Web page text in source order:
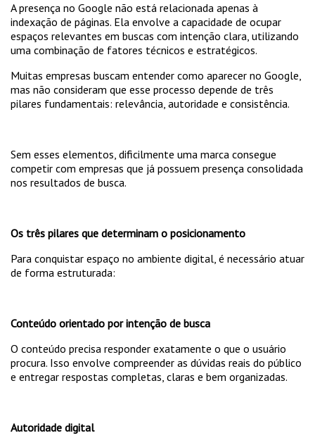
A presença no Google não está relacionada apenas à
indexação de páginas. Ela envolve a capacidade de ocupar
espaços relevantes em buscas com intenção clara, utilizando
uma combinação de fatores técnicos e estratégicos.
Muitas empresas buscam entender como aparecer no Google,
mas não consideram que esse processo depende de três
pilares fundamentais: relevância, autoridade e consistência.
Sem esses elementos, dificilmente uma marca consegue
competir com empresas que já possuem presença consolidada
nos resultados de busca.
Os três pilares que determinam o posicionamento
Para conquistar espaço no ambiente digital, é necessário atuar
de forma estruturada:
Conteúdo orientado por intenção de busca
O conteúdo precisa responder exatamente o que o usuário
procura. Isso envolve compreender as dúvidas reais do público
e entregar respostas completas, claras e bem organizadas.
Autoridade digital